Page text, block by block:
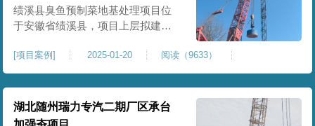
施工质量，确保工程整体质量。在
施工过程中我司严格按照设计规范
绩溪县臭鱼预制菜地基处理项目位
于安徽省绩溪县，项目上层拟建生
米。本项目场地后续使用要求较
高，设计拟采用大夯击能进行场地
地基加固处理，我司配备FW5000A
大型强夯机一台，并配备28m龙门架
一幅辅助高能级强夯施工，配备
[项目案例] 2025-01-20 阅读（9633）
湖北随州瑞力专汽二期厂区承台